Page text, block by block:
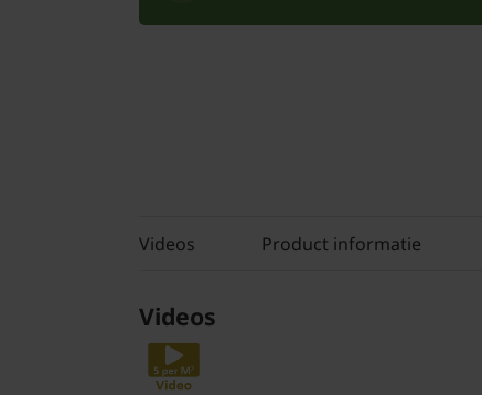
Videos Product informatie
Videos